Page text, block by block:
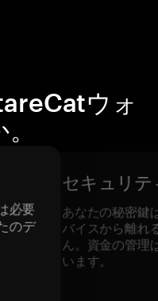
ウォ
必要
のデ
セキュリテ
あなたの秘密鍵
バイスから離れ
ん。資金の管理
います。